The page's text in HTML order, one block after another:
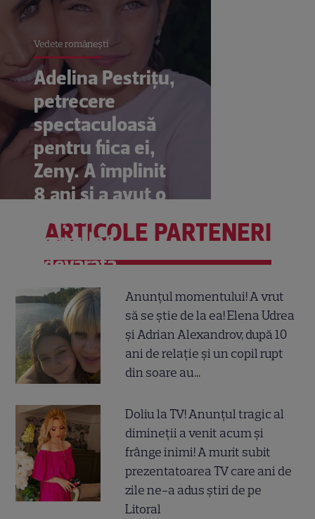
Vedete româneşti
Adelina Pestrițu,
petrecere
spectaculoasă
pentru fiica ei,
Zeny. A împlinit
8 ani și a avut o
mașină de
Formula 1
adevărată
ARTICOLE PARTENERI
Anunțul momentului! A vrut
să se știe de la ea! Elena Udrea
și Adrian Alexandrov, după 10
ani de relație și un copil rupt
din soare au...
Doliu la TV! Anunțul tragic al
dimineții a venit acum și
frânge inimi! A murit subit
prezentatoarea TV care ani de
zile ne-a adus știri de pe
Litoral